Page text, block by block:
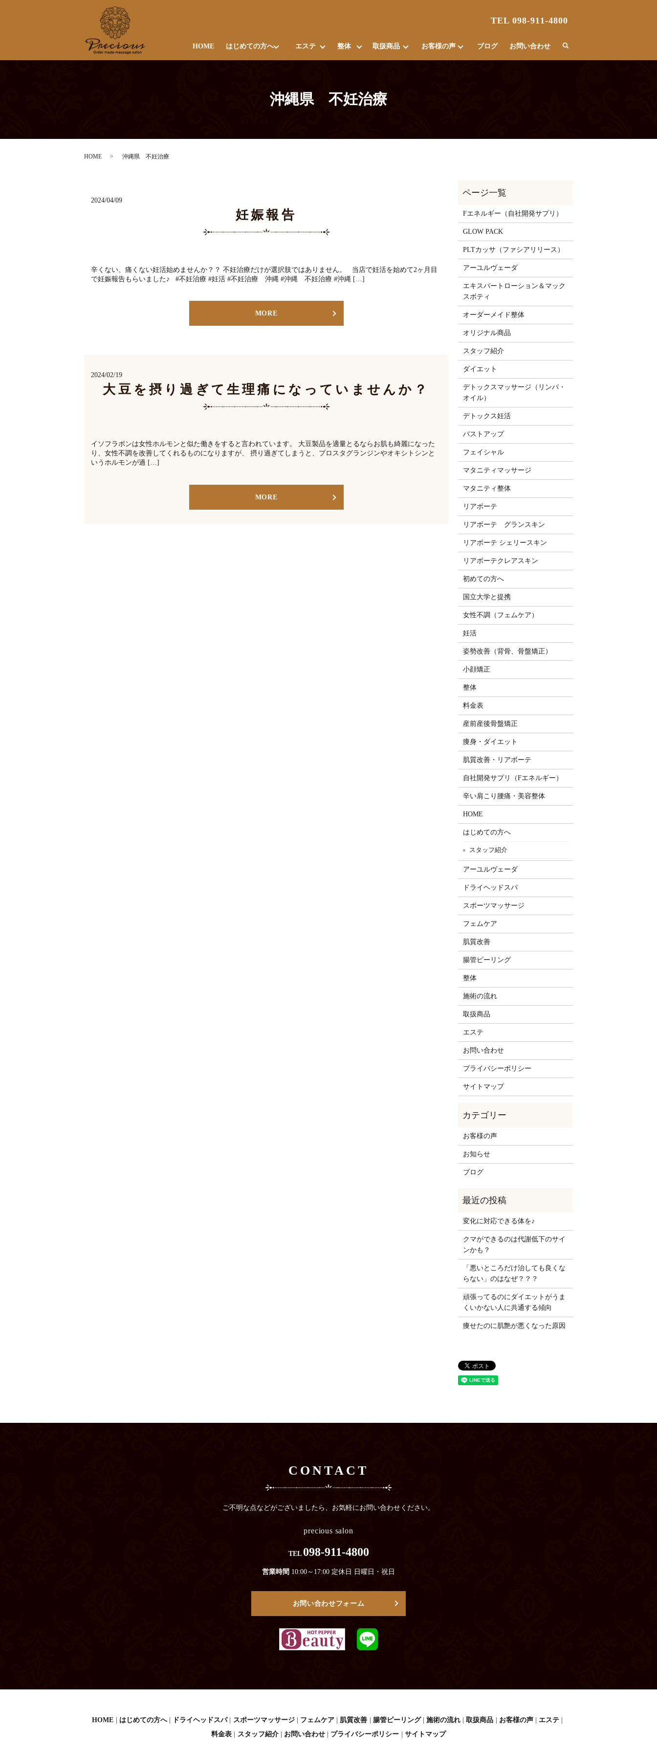
HOME はじめての方へ エステ 整体 取扱商品 お客様の声 ブログ お問い合わせ
TEL 098-911-4800
沖縄県 不妊治療
HOME 沖縄県 不妊治療
2024/04/09
妊娠報告
辛くない、痛くない妊活始めませんか？？ 不妊治療だけが選択肢ではありません。 当店で妊活を始めて2ヶ月目
で妊娠報告もらいました♪ #不妊治療 #妊活 #不妊治療 沖縄 #沖縄 不妊治療 #沖縄 […]
MORE
2024/02/19
大豆を摂り過ぎて生理痛になっていませんか？
イソフラボンは女性ホルモンと似た働きをすると言われています。 大豆製品を適量とるならお肌も綺麗になった
り、女性不調を改善してくれるものになりますが、 摂り過ぎてしまうと、プロスタグランジンやオキシトシンと
いうホルモンが過 […]
MORE
Fエネルギー（自社開発サプリ）
GLOW PACK
PLTカッサ（ファシアリリース）
アーユルヴェーダ
エキスパートローション＆マック
スボティ
オーダーメイド整体
オリジナル商品
スタッフ紹介
ダイエット
デトックスマッサージ（リンパ・
オイル）
デトックス妊活
バストアップ
フェイシャル
マタニティマッサージ
マタニティ整体
リアボーテ
リアボーテ グランスキン
リアボーテ シェリースキン
リアボーテクレアスキン
初めての方へ
国立大学と提携
女性不調（フェムケア）
妊活
姿勢改善（背骨、骨盤矯正）
小顔矯正
整体
料金表
産前産後骨盤矯正
痩身・ダイエット
肌質改善・リアボーテ
自社開発サプリ（Fエネルギー）
辛い肩こり腰痛・美容整体
HOME
はじめての方へ
スタッフ紹介
アーユルヴェーダ
ドライヘッドスパ
スポーツマッサージ
フェムケア
肌質改善
腸管ピーリング
整体
施術の流れ
取扱商品
エステ
お問い合わせ
プライバシーポリシー
サイトマップ
お客様の声
お知らせ
ブログ
変化に対応できる体を♪
クマができるのは代謝低下のサイ
ンかも？
「悪いところだけ治しても良くな
らない」のはなぜ？？？
頑張ってるのにダイエットがうま
くいかない人に共通する傾向
痩せたのに肌艶が悪くなった原因
CONTACT
ご不明な点などがございましたら、 お気軽にお問い合わせください。
precious salon
TEL 098-911-4800
営業時間 10:00～17:00 定休日 日曜日・祝日
お問い合わせフォーム
HOME はじめての方へ ドライヘッドスパ スポーツマッサージ フェムケア 肌質改善 腸管ピーリング 施術の流れ 取扱商品 お客様の声
エステ
料金表
スタッフ紹介 お問い合わせ プライバシーポリシー サイトマップ